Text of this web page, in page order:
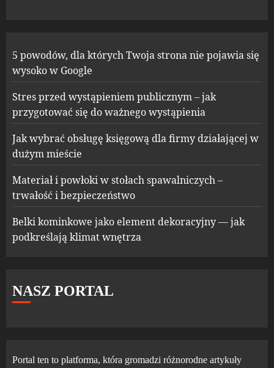
5 powodów, dla których Twoja strona nie pojawia się
wysoko w Google
Stres przed wystąpieniem publicznym – jak
przygotować się do ważnego wystąpienia
Jak wybrać obsługę księgową dla firmy działającej w
dużym mieście
Materiał i powłoki w stołach spawalniczych –
trwałość i bezpieczeństwo
Belki kominkowe jako element dekoracyjny — jak
podkreślają klimat wnętrza
NASZ PORTAL
Portal ten to platforma, która gromadzi różnorodne artykuły